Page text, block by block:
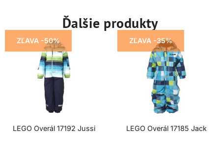
Ďalšie produkty
ZĽAVA -50%
LEGO Overál 17192 Jussi
ZĽAVA -35%
LEGO Overál 17185 Jack